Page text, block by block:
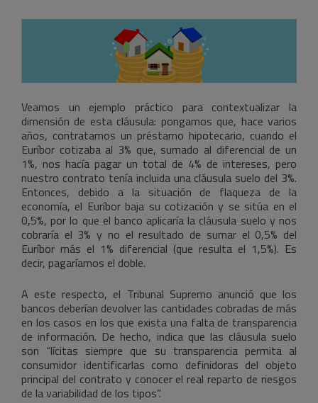
Veamos un ejemplo práctico para contextualizar la
dimensión de esta cláusula: pongamos que, hace varios
años, contratamos un préstamo hipotecario, cuando el
Euríbor cotizaba al 3% que, sumado al diferencial de un
1%, nos hacía pagar un total de 4% de intereses, pero
nuestro contrato tenía incluida una cláusula suelo del 3%.
Entonces, debido a la situación de flaqueza de la
economía, el Euríbor baja su cotización y se sitúa en el
0,5%, por lo que el banco aplicaría la cláusula suelo y nos
cobraría el 3% y no el resultado de sumar el 0,5% del
Euríbor más el 1% diferencial (que resulta el 1,5%). Es
decir, pagaríamos el doble.
A este respecto, el Tribunal Supremo anunció que los
bancos deberían devolver las cantidades cobradas de más
en los casos en los que exista una falta de transparencia
de información. De hecho, indica que las cláusula suelo
son “lícitas siempre que su transparencia permita al
consumidor identificarlas como definidoras del objeto
principal del contrato y conocer el real reparto de riesgos
de la variabilidad de los tipos”.